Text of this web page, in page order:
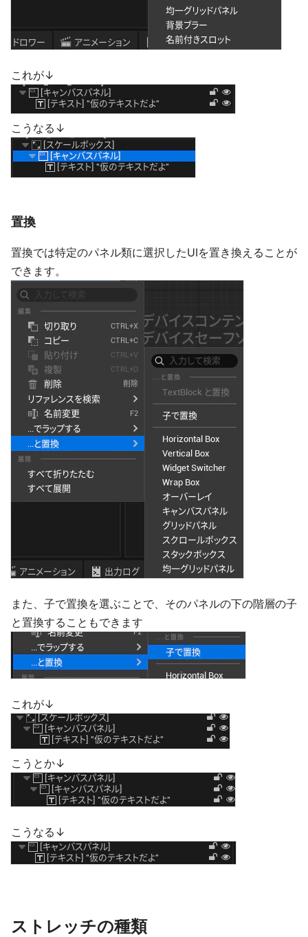
これが↓
こうなる↓
置換
置換では特定のパネル類に選択したUIを置き換えることが
できます。
また、子で置換を選ぶことで、そのパネルの下の階層の子
と置換することもできます
これが↓
こうとか↓
こうなる↓
ストレッチの種類